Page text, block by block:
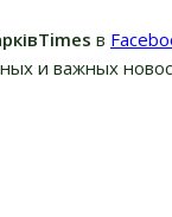
в
и важных